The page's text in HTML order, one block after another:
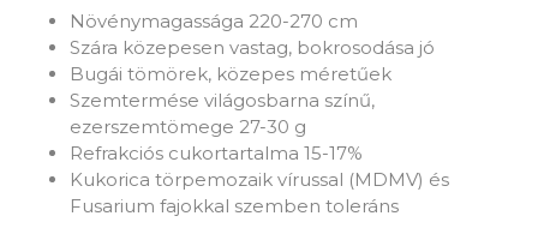
Növénymagassága 220-270 cm
Szára közepesen vastag, bokrosodása jó
Bugái tömörek, közepes méretűek
Szemtermése világosbarna színű,
ezerszemtömege 27-30 g
Refrakciós cukortartalma 15-17%
Kukorica törpemozaik vírussal (MDMV) és
Fusarium fajokkal szemben toleráns